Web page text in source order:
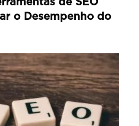
de SEO
o Desempenho do